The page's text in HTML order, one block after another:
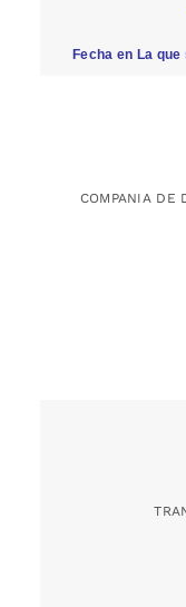
Fecha en La
COMPANIA DE